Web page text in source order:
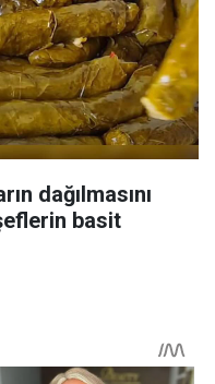
dağılmasını
basit